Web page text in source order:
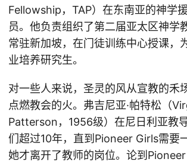
Fellowship，TAP）在东南亚的神学
员。他负责组织了第二届亚太区神学
常驻新加坡，在门徒训练中心授课，
业培养研究生。
对一些人来说，圣灵的风从宣教的禾
点燃教会的火。弗吉尼亚·帕特松（
Patterson，1956级）在尼日利亚教
们超过10年，直到Pioneer Girls需要
她才离开了教师的岗位。论到